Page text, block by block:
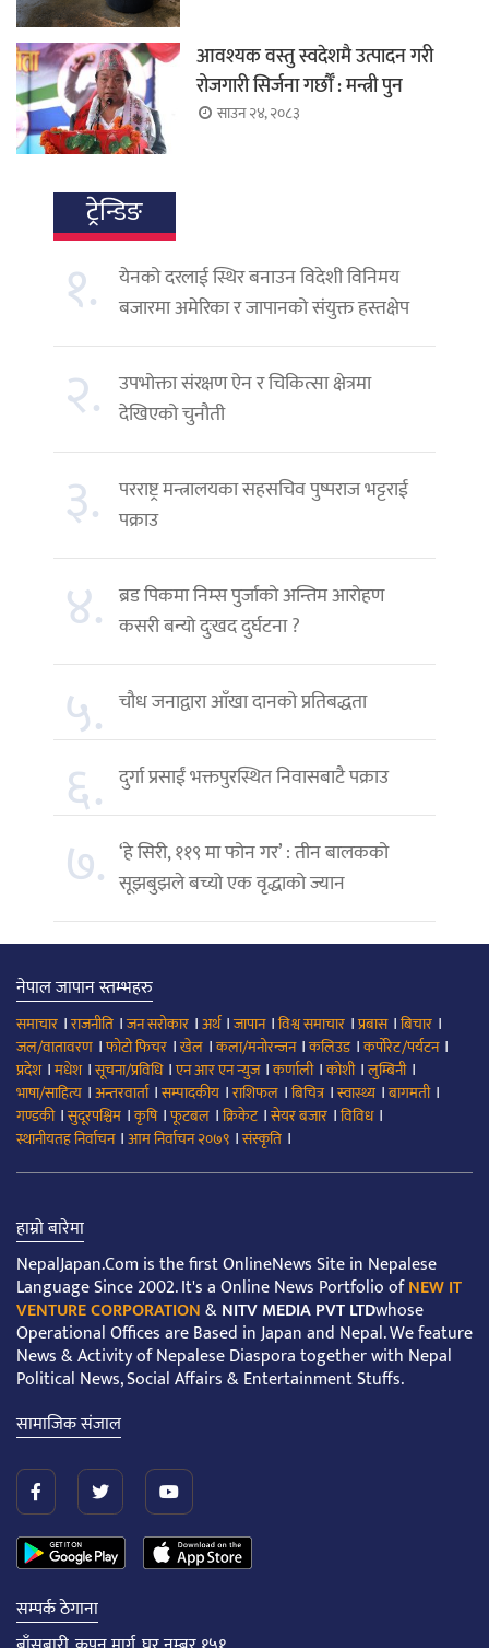
आवश्यक वस्तु स्वदेशमै उत्पादन गरी
रोजगारी सिर्जना गर्छौँ : मन्त्री पुन
साउन २४, २०८३
ट्रेन्डिङ
१.
येनको दरलाई स्थिर बनाउन विदेशी विनिमय
बजारमा अमेरिका र जापानको संयुक्त हस्तक्षेप
२. उपभोक्ता संरक्षण ऐन र चिकित्सा क्षेत्रमा
देखिएको चुनौती
३.
परराष्ट्र मन्त्रालयका सहसचिव पुष्पराज भट्टराई
पक्राउ
४. ब्रड पिकमा निम्स पुर्जाको अन्तिम आरोहण
कसरी बन्यो दुःखद दुर्घटना ?
५. चौध जनाद्वारा आँखा दानको प्रतिबद्धता
६. दुर्गा प्रसाईं भक्तपुरस्थित निवासबाटै पक्राउ
७. ‘हे सिरी, ११९ मा फोन गर’ : तीन बालकको
सूझबुझले बच्यो एक वृद्धाको ज्यान
नेपाल जापान स्तम्भहरु
समाचार ।राजनीति ।जन सरोकार ।अर्थ।जापान।विश्व समाचार ।प्रबास।बिचार ।
जल/वातावरण ।फोटो फिचर ।खेल ।कला/मनोरन्जन।कलिउड।कर्पोरेट/पर्यटन।
प्रदेश।मधेश।सूचना/प्रविधि।एन आर एन न्युज।कर्णाली।कोशी।लुम्बिनी।
भाषा/साहित्य ।अन्तरवार्ता।सम्पादकीय ।राशिफल ।बिचित्र।स्वास्थ्य ।बागमती।
गण्डकी।सुदूरपश्चिम ।कृषि।फूटबल ।क्रिकेट।सेयर बजार ।विविध।
स्थानीयतह निर्वाचन।आम निर्वाचन २०७९ ।संस्कृति ।
हाम्रो बारेमा
NepalJapan.Com is the first OnlineNews Site in Nepalese
Language Since 2002. It's a Online News Portfolio ofNEW IT
VENTURE CORPORATION&NITV MEDIA PVT LTDwhose
Operational Offices are Based in Japan and Nepal. We feature
News & Activity of Nepalese Diaspora together with Nepal
Political News, Social Affairs & Entertainment Stuffs.
सामाजिक संजाल
सम्पर्क ठेगाना